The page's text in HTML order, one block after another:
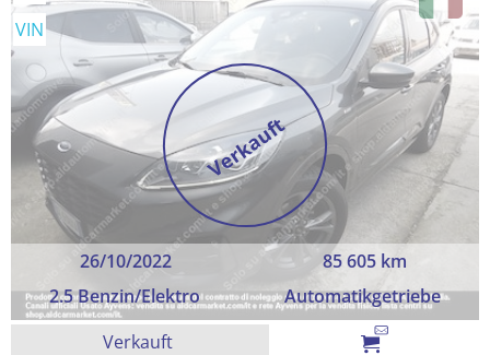
Verkauft
26/10/2022
85 605 km
2.5 Benzin/Elektro
Automatikgetriebe
VIN
Verkauft